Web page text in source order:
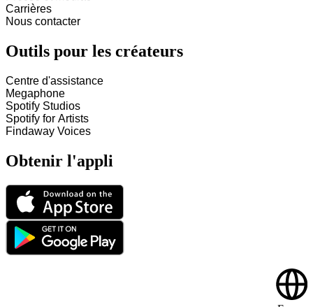
Carrières
Nous contacter
Outils pour les créateurs
Centre d'assistance
Megaphone
Spotify Studios
Spotify for Artists
Findaway Voices
Obtenir l'appli